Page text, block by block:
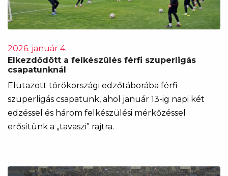
2026. január 4.
Elkezdődött a felkészülés férfi szuperligás
csapatunknál
Elutazott törökországi edzőtáborába férfi
szuperligás csapatunk, ahol január 13-ig napi két
edzéssel és három felkészülési mérkőzéssel
erősítünk a „tavaszi” rajtra.